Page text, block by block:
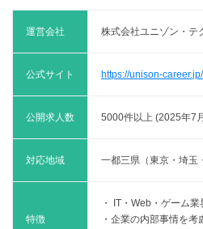
運営会社 株式会社ユニゾン・テ
公式サイト https://unison-career.jp/
公開求人数 5000件以上 (2025年7
対応地域 一都三県（東京・埼玉
特徴
・ IT・Web・ゲーム
・企業の内部事情を